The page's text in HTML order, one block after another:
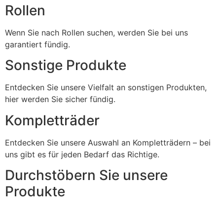
Rollen
Wenn Sie nach Rollen suchen, werden Sie bei uns
garantiert fündig.
Sonstige Produkte
Entdecken Sie unsere Vielfalt an sonstigen Produkten,
hier werden Sie sicher fündig.
Kompletträder
Entdecken Sie unsere Auswahl an Kompletträdern – bei
uns gibt es für jeden Bedarf das Richtige.
Durchstöbern Sie unsere
Produkte